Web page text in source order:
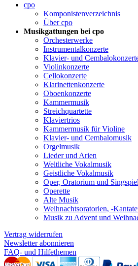
cpo
Komponistenverzeichnis
Über cpo
Musikgattungen bei cpo
Orchesterwerke
Instrumentalkonzerte
Klavier- und
Violinkonzerte
Cellokonzerte
Klarinettenkonzerte
Oboenkonzerte
Kammermusik
Streichquartette
Klaviertrios
Kammermusik für Violine
Klavier- und Cembalomusik
Orgelmusik
Lieder und Arien
Weltliche Vokalmusik
Geistliche Vokalmusik
Oper, Oratorium und
Operette
Alte Musik
Weihnachtsoratorien, -
Musik zu Advent und
Vertrag widerrufen
Newsletter abonnieren
FAQ- und Hilfethemen